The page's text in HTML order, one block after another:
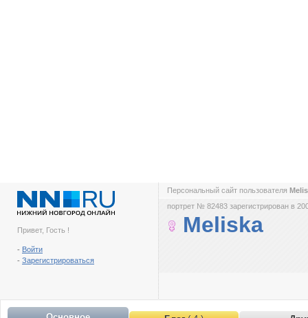
Привет, Гость !
- Войти
- Зарегистрироваться
Персональный сайт пользователя
портрет № 82483 зарегистрирован в
Meliska